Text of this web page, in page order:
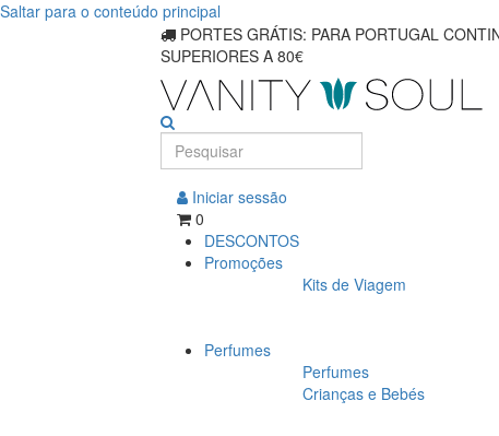
Saltar para o conteúdo principal
PORTES GRÁTIS: PARA PORTUGAL
SUPERIORES A 80€
Iniciar sessão
0
DESCONTOS
Promoções
Kits de Viagem
Perfumes
Perfumes
Crianças e Bebés